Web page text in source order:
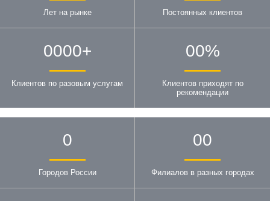
Лет на рынке Постоянных клиентов
0000+
Клиентов по разовым услугам
00%
Клиентов приходят по
рекомендации
0
Городов России
00
Филиалов в разных городах